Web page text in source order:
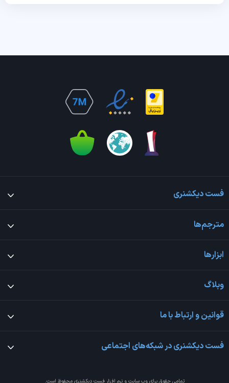
فست دیکشنری
مترجم‌ها
ابزارها
وبلاگ
قوانین و ارتباط با ما
فست دیکشنری در شبکه‌های اجتماعی
تمامی حقوق برای وب سایت و نرم افزارفست دیکشنری محفوظ است.